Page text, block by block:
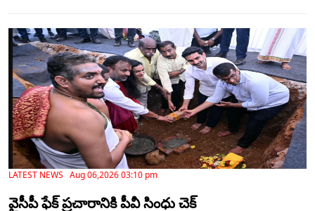
LATEST NEWS Aug 06,2026 03:10 pm
వైసీపీ ఫేక్ ప్రచారానికి పీవీ సింధు చెక్